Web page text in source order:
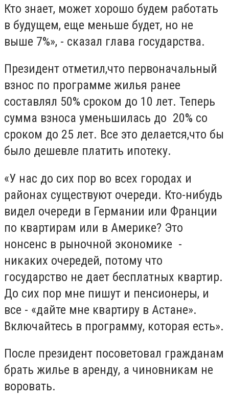
Кто знает, может хорошо будем работать
в будущем, еще меньше будет, но не
выше 7%», - сказал глава государства.
Президент отметил,что первоначальный
взнос по программе жилья ранее
составлял 50% сроком до 10 лет. Теперь
сумма взноса уменьшилась до 20% со
сроком до 25 лет. Все это делается,что бы
было дешевле платить ипотеку.
«У нас до сих пор во всех городах и
районах существуют очереди. Кто-нибудь
видел очереди в Германии или Франции
по квартирам или в Америке? Это
нонсенс в рыночной экономике -
никаких очередей, потому что
государство не дает бесплатных квартир.
До сих пор мне пишут и пенсионеры, и
все - «дайте мне квартиру в Астане».
Включайтесь в программу, которая есть».
После президент посоветовал гражданам
брать жилье в аренду, а чиновникам не
воровать.